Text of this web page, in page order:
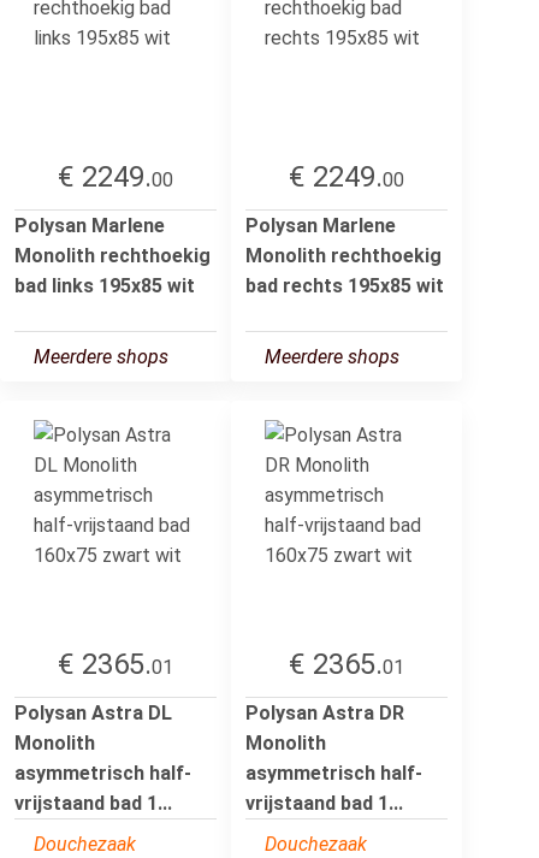
€ 2249.00
Polysan Marlene
Monolith rechthoekig
bad links 195x85 wit
Meerdere shops
€ 2249.00
Polysan Marlene
Monolith rechthoekig
bad rechts 195x85 wit
Meerdere shops
€ 2365.01
Polysan Astra DL
Monolith
asymmetrisch half-
vrijstaand bad 1...
Douchezaak
€ 2365.01
Polysan Astra DR
Monolith
asymmetrisch half-
vrijstaand bad 1...
Douchezaak